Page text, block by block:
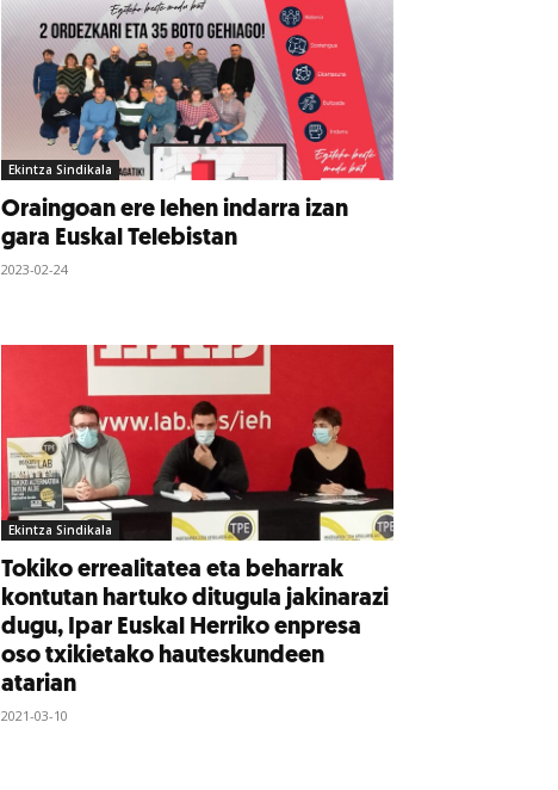
Ekintza Sindikala
Oraingoan ere lehen indarra izan
gara Euskal Telebistan
2023-02-24
Ekintza Sindikala
Tokiko errealitatea eta beharrak
kontutan hartuko ditugula jakinarazi
dugu, Ipar Euskal Herriko enpresa
oso txikietako hauteskundeen
atarian
2021-03-10